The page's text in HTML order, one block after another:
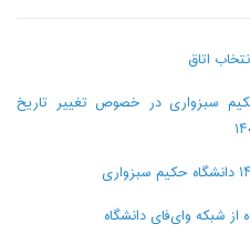
اتاق
سبزواری در خصوص تغییر تاریخ
از شبکه وای‌فای دانشگاه